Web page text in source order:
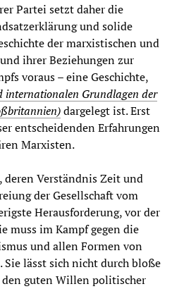
Partei setzt daher die
und solide
der marxistischen und
ihrer Beziehungen zur
voraus – eine Geschichte,
internationalen Grundlagen der
dargelegt ist. Erst
entscheidenden Erfahrungen
Marxisten.
deren Verständnis Zeit und
der Gesellschaft vom
Herausforderung, vor der
muss im Kampf gegen die
und allen Formen von
lässt sich nicht durch bloße
guten Willen politischer